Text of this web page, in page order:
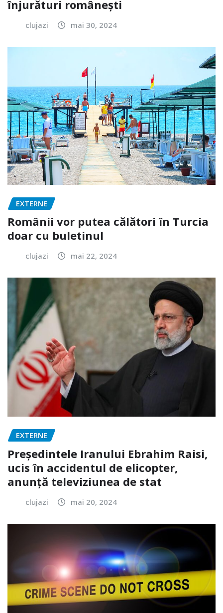
înjurături românești
clujazi mai 30, 2024
EXTERNE
Românii vor putea călători în Turcia
doar cu buletinul
clujazi mai 22, 2024
EXTERNE
Președintele Iranului Ebrahim Raisi,
ucis în accidentul de elicopter,
anunță televiziunea de stat
clujazi mai 20, 2024